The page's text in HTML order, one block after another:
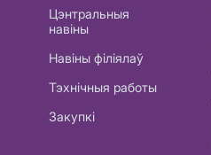
Цэнтральныя
навіны
Навіны філіялаў
Тэхнічныя работы
Закупкі